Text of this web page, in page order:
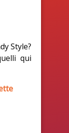
Style?
qui